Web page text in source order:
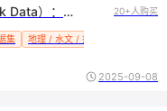
Data）：覆
含地理 / 水
热点识别与风
集 地理 / 水文 / 排水特征
20+人购买
2025-09-08